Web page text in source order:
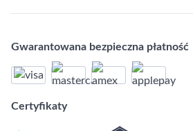
Gwarantowana bezpieczna płatność
Certyfikaty